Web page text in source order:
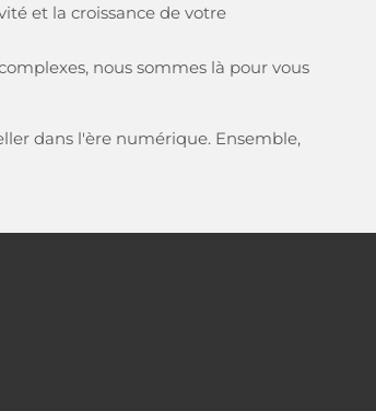
et la croissance de votre
nous sommes là pour vous
dans l'ère numérique. Ensemble,